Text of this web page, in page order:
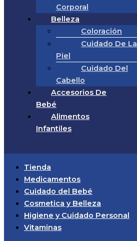
Corporal
Belleza
Coloración
Cuidado De La
Piel
Cuidado Del
Cabello
Accesorios De
Bebé
Alimentos
Infantiles
Tienda
Medicamentos
Cuidado del Bebé
Cosmetica y Belleza
Higiene y Cuidado Personal
Vitaminas